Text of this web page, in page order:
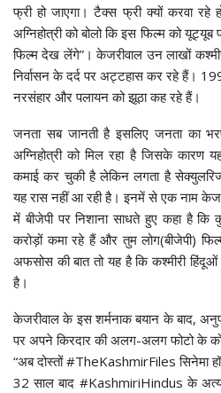
फ्री हो जाएगा। टैक्स फ्री क्यों करवा रहे
अग्निहोत्री को बोलो कि इस फिल्म को
फिल्म देख लेंगे”। केजरीवाल उन लाखों
निर्वासन के दर्द पर अट्टहास कर रहे हैं।
नरसंहार और पलायन को झूठा कह रहे हैं।
जनता सब जानती है इसलिए जनता का
अग्निहोत्री को मिल रहा है जिसके
कमाई कर चुकी है लेकिन लगता है
यह रास नहीं आ रही है। इनमें से एक नाम
में बीजेपी पर निशाना साधते हुए कहा है कि
करोड़ों कमा रहे हैं और तुम लोग(बीजेपी)
अफसोस की बात तो यह है कि कश्मीरी
है।
केजरीवाल के इस शर्मनाक बयान के बाद,
पर अपने किरदार की अलग-अलग फोटो के
“अब दोस्तों #TheKashmirFiles सिनेमा
32 साल बाद #KashmiriHindus के